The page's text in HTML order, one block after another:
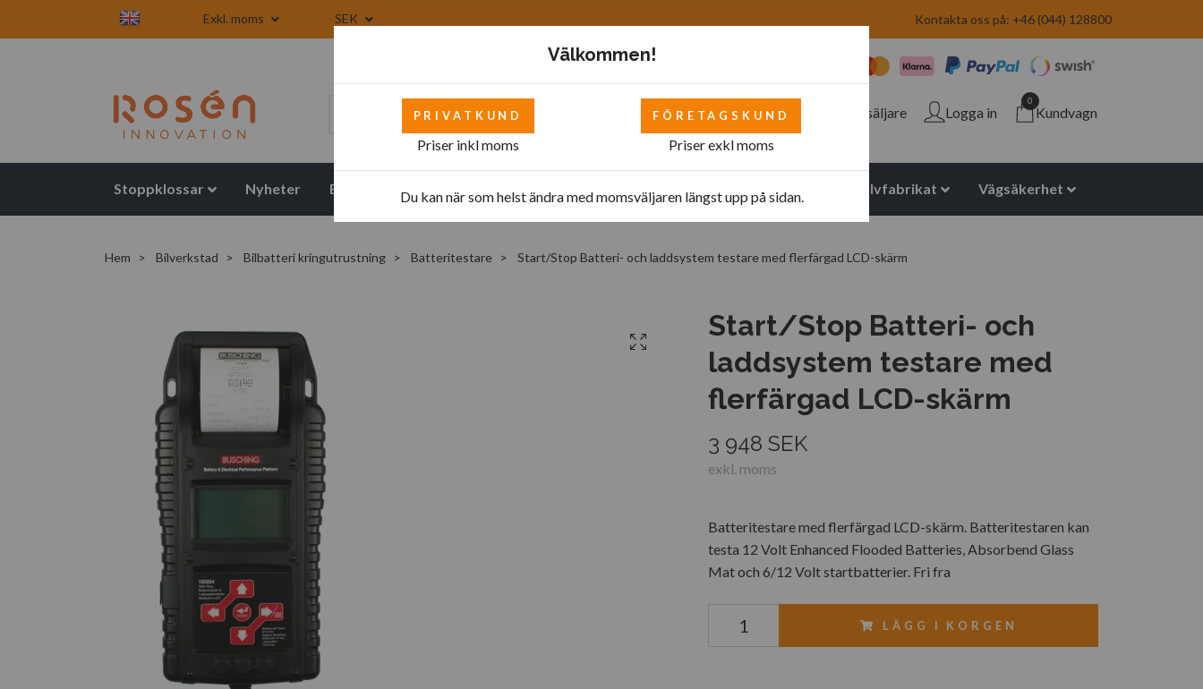
Exkl. moms SEK Kontakta oss på: +46 (044) 128800
Återförsäljare Logga in
0
Kundvagn
Stoppklossar Nyheter Blogg Mattor Bilverkstad - övrigt Bilverkstad Polyuretan halvfabrikat Vägsäkerhet
Hem Bilverkstad Bilbatteri kringutrustning Batteritestare Start/Stop Batteri- och laddsystem testare med flerfärgad LCD-skärm
Start/Stop Batteri- och
laddsystem testare med
flerfärgad LCD-skärm
3 948 SEK
exkl. moms
Batteritestare med flerfärgad LCD-skärm. Batteritestaren kan
testa 12 Volt Enhanced Flooded Batteries, Absorbend Glass
Mat och 6/12 Volt startbatterier. Fri fra
LÄGG I KORGEN
Välkommen!
PRIVATKUND
Priser inkl moms
FÖRETAGSKUND
Priser exkl moms
Du kan när som helst ändra med momsväljaren längst upp på sidan.